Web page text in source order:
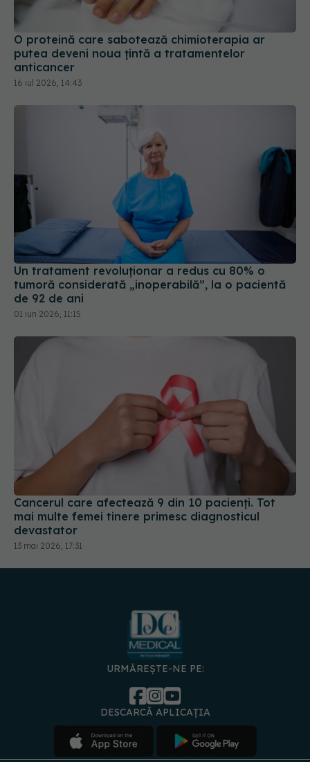
O proteină care sabotează chimioterapia ar
putea deveni noua țintă a tratamentelor
anticancer
16 iul 2026, 14:43
Un tratament revoluționar a redus cu 80% o
tumoră considerată „inoperabilă”, la o pacientă
de 92 de ani
01 iun 2026, 11:15
Cancerul care afectează 9 din 10 pacienți. Tot
mai multe femei tinere primesc diagnosticul
devastator
13 mai 2026, 17:31
URMĂREȘTE-NE PE:
DESCARCĂ APLICAȚIA